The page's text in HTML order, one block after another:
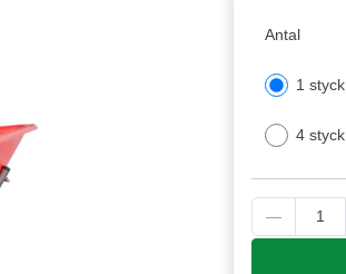
Antal
1 styck
4 styck